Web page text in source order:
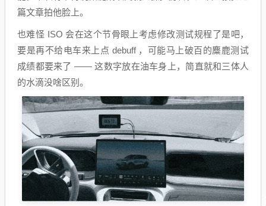
篇文章拍他脸上。
也难怪 ISO 会在这个节骨眼上考虑修改测试规程了是吧，
要是再不给电车来上点 debuff ，可能马上破百的麋鹿测试
成绩都要来了 —— 这数字放在油车身上，简直就和三体人
的水滴没啥区别。